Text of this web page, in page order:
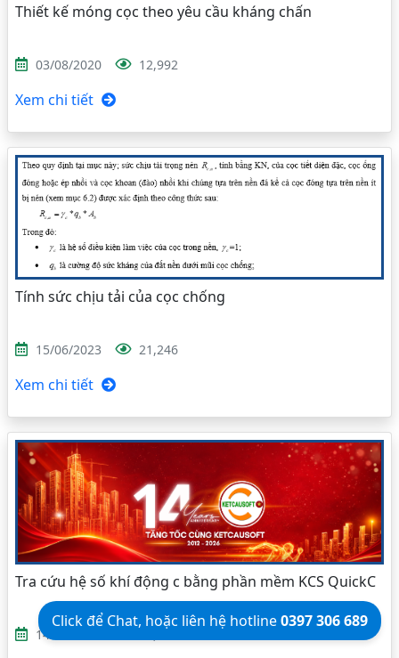
Thiết kế móng cọc theo yêu cầu kháng chấn
03/08/2020 12,992
Xem chi tiết
Tính sức chịu tải của cọc chống
15/06/2023 21,246
Xem chi tiết
Tra cứu hệ số khí động c bằng phần mềm KCS QuickC
14/11/2018 15,446
Click để Chat, hoặc liên hệ hotline0397 306 689